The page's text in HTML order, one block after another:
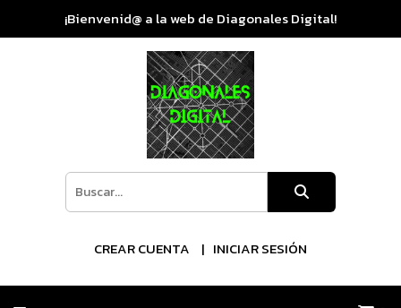
¡Bienvenid@ a la web de Diagonales Digital!
CREAR CUENTA INICIAR SESIÓN